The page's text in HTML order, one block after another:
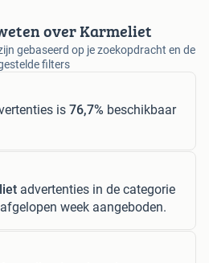
over Karmeliet
gebaseerd op je zoekopdracht en de
filters
is 76,7% beschikbaar
advertenties in de categorie
week aangeboden.